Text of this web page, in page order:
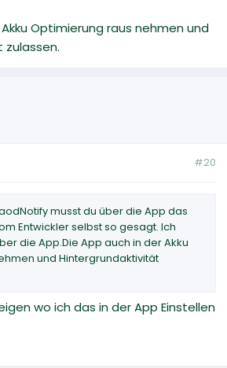
Optimierung raus nehmen und
#20
musst du über die App das
Entwickler selbst so gesagt. Ich
die App.Die App auch in der Akku
und Hintergrundaktivität
wo ich das in der App Einstellen